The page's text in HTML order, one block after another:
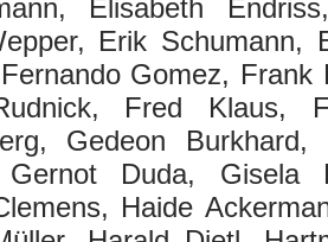
Elisabeth
Erik Schumann,
Gomez, Frank
Fred Klaus,
Gedeon
Gernot Duda, Gisela
Haide